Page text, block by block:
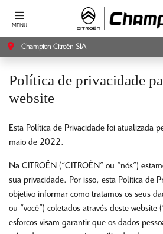
MENU
Champion Citroën SIA
Política de privacidade
website
Esta Política de Privacidade foi atualizada
maio de 2022.
Na CITROËN (“CITROËN” ou “nós”)
sua privacidade. Por isso, esta Política de
objetivo informar como tratamos os seus
ou “você”) coletados através deste website
esforços visam garantir que os dados